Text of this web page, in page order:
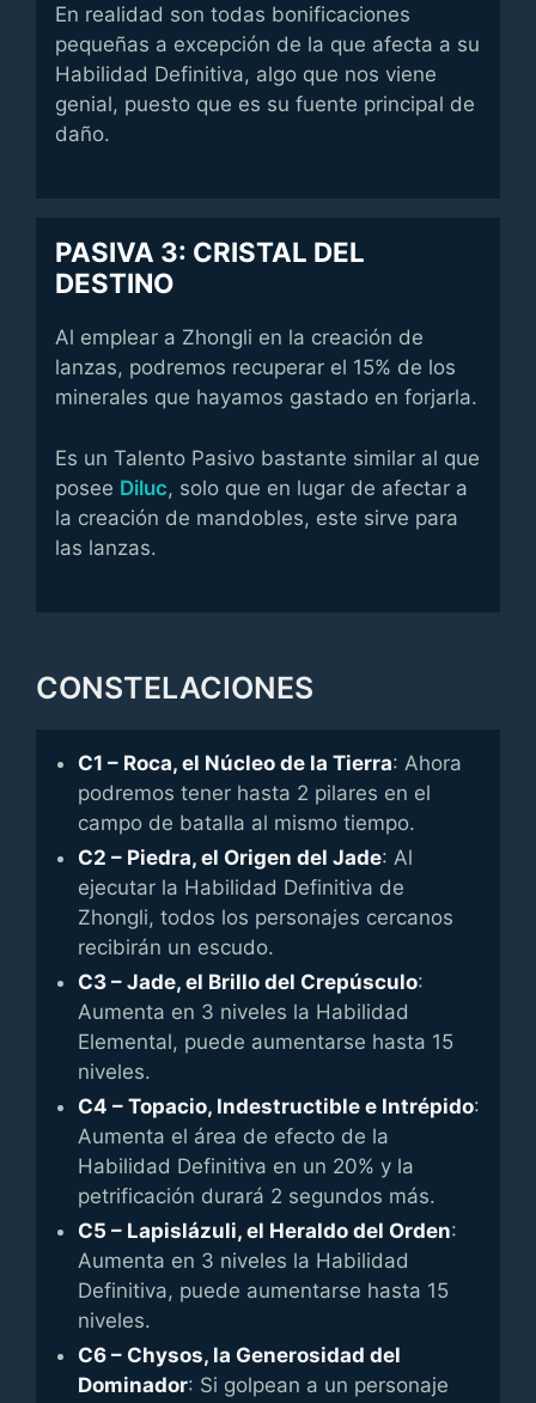
En realidad son todas bonificaciones
pequeñas a excepción de la que afecta a su
Habilidad Definitiva, algo que nos viene
genial, puesto que es su fuente principal de
daño.
PASIVA 3: CRISTAL DEL
DESTINO
Al emplear a Zhongli en la creación de
lanzas, podremos recuperar el 15% de los
minerales que hayamos gastado en forjarla.
Es un Talento Pasivo bastante similar al que
posee Diluc, solo que en lugar de afectar a
la creación de mandobles, este sirve para
las lanzas.
CONSTELACIONES
C1 – Roca, el Núcleo de la Tierra: Ahora
podremos tener hasta 2 pilares en el
campo de batalla al mismo tiempo.
C2 – Piedra, el Origen del Jade: Al
ejecutar la Habilidad Definitiva de
Zhongli, todos los personajes cercanos
recibirán un escudo.
C3 – Jade, el Brillo del Crepúsculo:
Aumenta en 3 niveles la Habilidad
Elemental, puede aumentarse hasta 15
niveles.
C4 – Topacio, Indestructible e Intrépido:
Aumenta el área de efecto de la
Habilidad Definitiva en un 20% y la
petrificación durará 2 segundos más.
C5 – Lapislázuli, el Heraldo del Orden:
Aumenta en 3 niveles la Habilidad
Definitiva, puede aumentarse hasta 15
niveles.
C6 – Chysos, la Generosidad del
Dominador: Si golpean a un personaje